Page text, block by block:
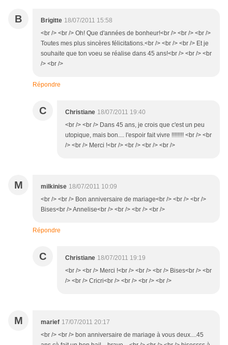
B Brigitte 18/07/2011 15:58
<br /> <br /> Oh! Que d'années de bonheur!<br /> <br /> <br />
Toutes mes plus sincères félicitations.<br /> <br /> <br /> Et je
souhaite que ton voeu se réalise dans 45 ans!<br /> <br /> <br
/> <br />
Répondre
C Christiane 18/07/2011 19:40
<br /> <br /> Dans 45 ans, je crois que c'est un peu
utopique, mais bon.... l'espoir fait vivre !!!!!!!! <br /> <br
/> <br /> Merci !<br /> <br /> <br /> <br />
M milkinise 18/07/2011 10:09
<br /> <br /> Bon anniversaire de mariage<br /> <br /> <br />
Bises<br /> Annelise<br /> <br /> <br /> <br />
Répondre
C Christiane 18/07/2011 19:19
<br /> <br /> Merci !<br /> <br /> <br /> Bises<br /> <br
/> <br /> Cricri<br /> <br /> <br /> <br />
M marief 17/07/2011 20:17
<br /> <br /> bon anniversaire de mariage à vous deux....45